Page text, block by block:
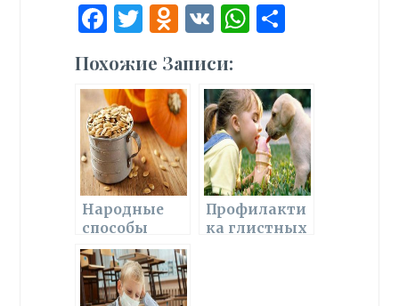
F
ce
b
o
o
k
T
w
it
te
r
O
n
o
kl
as
s
ki
V W
s
A
p
p
О
р
а
в
и
т
Похожие Записи:
Народные
способы
лечения
глистов
Профилакти
ка глистных